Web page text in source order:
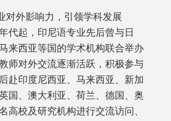
外影响力，引领学科发展
起，印尼语专业先后曾与日
来西亚等国的学术机构联合举办
师对外交流逐渐活跃，积极参与
赴印度尼西亚、马来西亚、新加
国、澳大利亚、荷兰、德国、奥
高校及研究机构进行交流访问、